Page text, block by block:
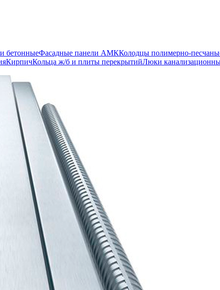
бетонныеФасадные панели АМККолодцы полимерно-
КирпичКольца ж/б и плиты перекрытийЛюки